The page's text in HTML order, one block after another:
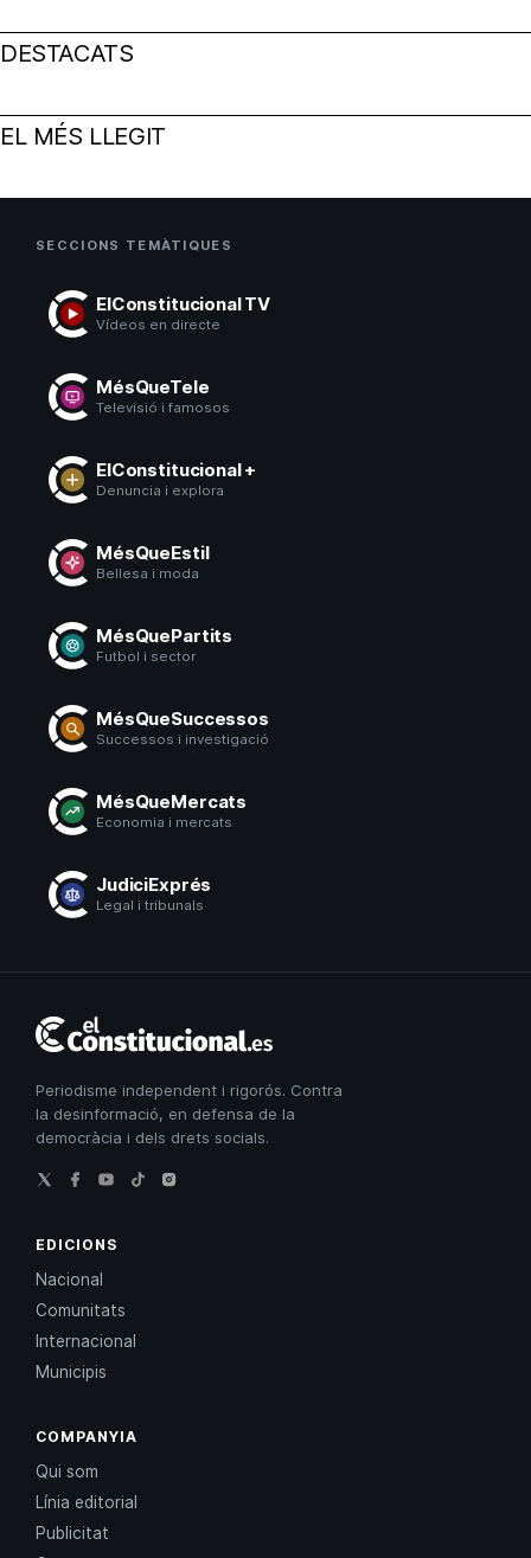
DESTACATS
EL MÉS LLEGIT
SECCIONS TEMÀTIQUES
ElConstitucional TV
Vídeos en directe
MésQueTele
Televisió i famosos
ElConstitucional +
Denuncia i explora
MésQueEstil
Bellesa i moda
MésQuePartits
Futbol i sector
MésQueSuccessos
Successos i investigació
MésQueMercats
Economia i mercats
JudiciExprés
Legal i tribunals
Constitucional
Periodisme independent i rigorós. Contra
la desinformació, en defensa de la
democràcia i dels drets socials.
EDICIONS
Nacional
Comunitats
Internacional
Municipis
COMPANYIA
Qui som
Línia editorial
Publicitat